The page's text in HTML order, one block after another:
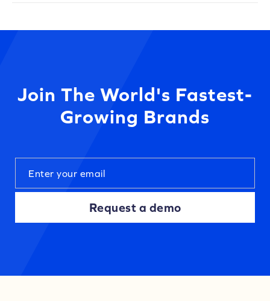
Join The World's Fastest-
Growing Brands
Request a demo